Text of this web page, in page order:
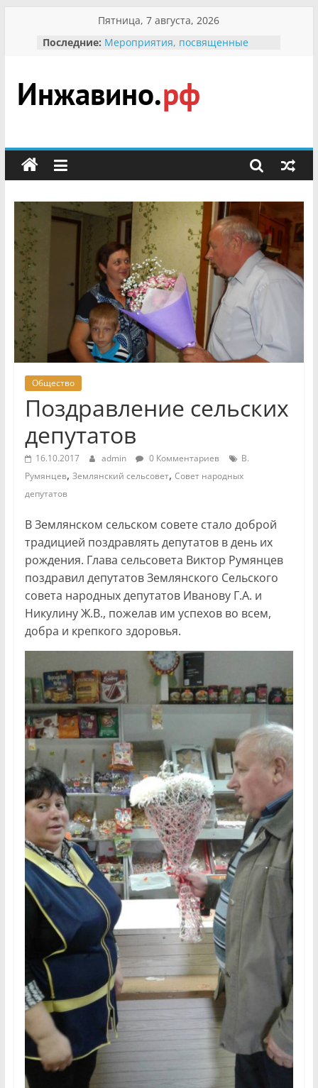
содержимому
Пятница, 7 августа, 2026
Последние: Мероприятия, посвященные
гражданин Инжавинского округа»
участнице Великой
Отечественной, фронтовичке
Безопасность в сети Интернет
мероприятии «Сохраним
первоцветы!»
В вольере Воронинского
заповедника родились крапчатые
суслики
Инжавино.рф
сельский
портал
Общество
Поздравление сельских
депутатов
16.10.2017 admin 0 Комментариев
В.
Румянцев, Землянский сельсовет, Совет народных
депутатов
В Землянском сельском совете стало доброй
традицией поздравлять депутатов в день их
рождения. Глава сельсовета Виктор Румянцев
поздравил депутатов Землянского Сельского
совета народных депутатов Иванову Г.А. и
Никулину Ж.В., пожелав им успехов во всем,
добра и крепкого здоровья.